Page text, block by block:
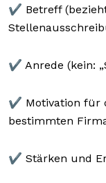
✔️ Betreff
✔️ Anrede (kein:
✔️ Motivation für
bestimmten
✔️ Stärken und